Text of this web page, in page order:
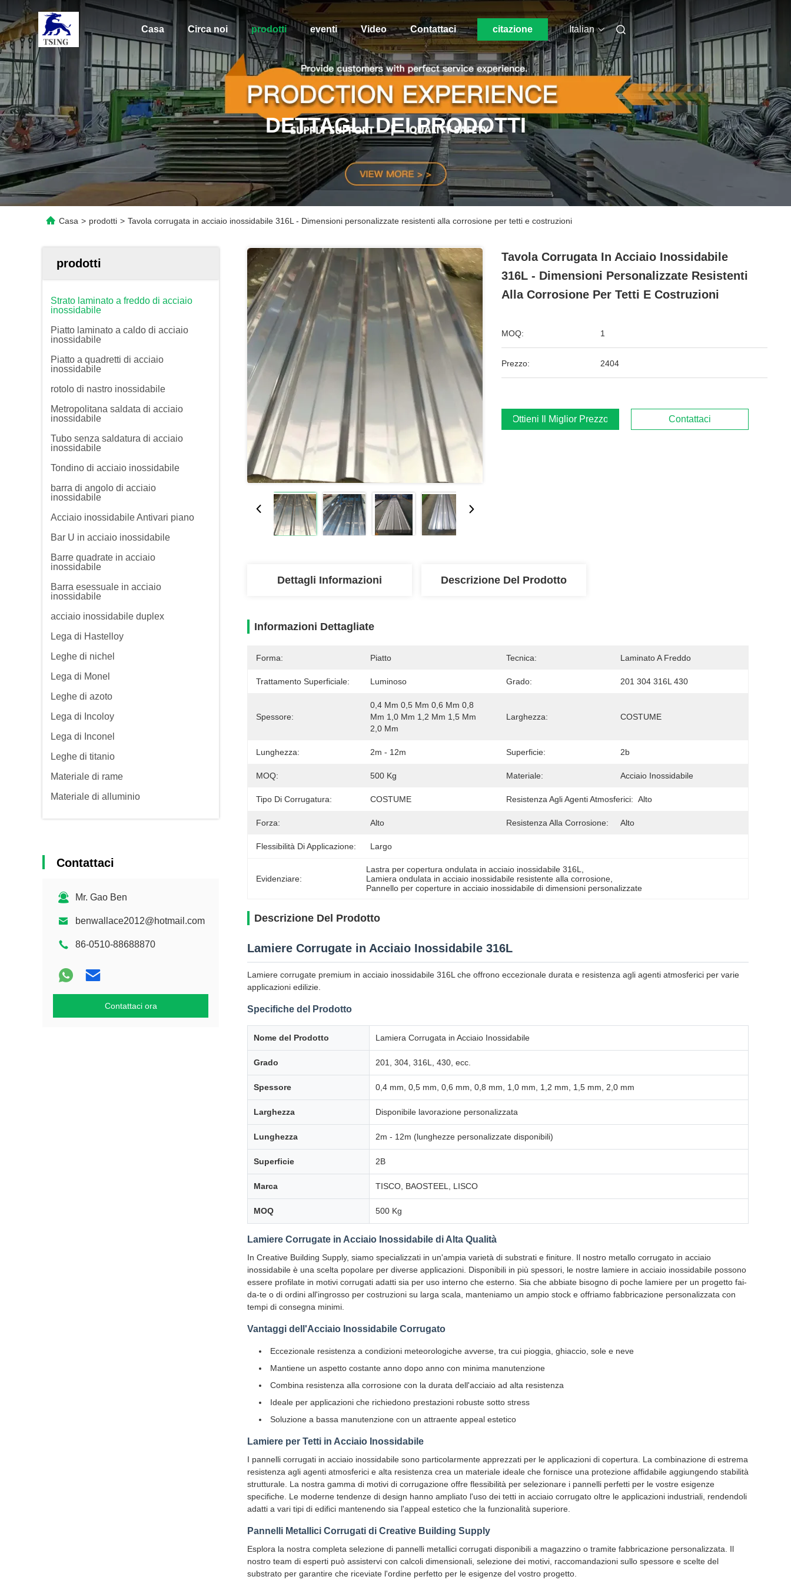
Casa Circa noi prodotti eventi Video Contattaci citazione Italian
DETTAGLI DEI PRODOTTI
Casa > prodotti > Tavola corrugata in acciaio inossidabile 316L - Dimensioni personalizzate resistenti alla corrosione per tetti e costruzioni
prodotti
Strato laminato a freddo di acciaio
inossidabile
Piatto laminato a caldo di acciaio
inossidabile
Piatto a quadretti di acciaio
inossidabile
rotolo di nastro inossidabile
Metropolitana saldata di acciaio
inossidabile
Tubo senza saldatura di acciaio
inossidabile
Tondino di acciaio inossidabile
barra di angolo di acciaio
inossidabile
Acciaio inossidabile Antivari piano
Bar U in acciaio inossidabile
Barre quadrate in acciaio
inossidabile
Barra esessuale in acciaio
inossidabile
acciaio inossidabile duplex
Lega di Hastelloy
Leghe di nichel
Lega di Monel
Leghe di azoto
Lega di Incoloy
Lega di Inconel
Leghe di titanio
Materiale di rame
Materiale di alluminio
Contattaci
Mr. Gao Ben
benwallace2012@hotmail.com
86-0510-88688870
Contattaci ora
Tavola Corrugata In Acciaio Inossidabile
316L - Dimensioni Personalizzate Resistenti
Alla Corrosione Per Tetti E Costruzioni
MOQ: 1
Prezzo: 2404
Ottieni Il Miglior Prezzo Contattaci
Dettagli Informazioni Descrizione Del Prodotto
Informazioni Dettagliate
Forma: Piatto Tecnica: Laminato A Freddo
Trattamento Superficiale: Luminoso Grado: 201 304 316L 430
Spessore:
0,4 Mm 0,5 Mm 0,6 Mm 0,8
Mm 1,0 Mm 1,2 Mm 1,5 Mm
2,0 Mm
Larghezza: COSTUME
Lunghezza: 2m - 12m Superficie: 2b
MOQ: 500 Kg Materiale: Acciaio Inossidabile
Tipo Di Corrugatura: COSTUME Resistenza Agli Agenti Atmosferici: Alto
Forza: Alto Resistenza Alla Corrosione: Alto
Flessibilità Di Applicazione: Largo
Evidenziare:
Lastra per copertura ondulata in acciaio inossidabile 316L
Lamiera ondulata in acciaio inossidabile resistente alla corrosione
Pannello per coperture in acciaio inossidabile di dimensioni personalizzate
Descrizione Del Prodotto
Lamiere Corrugate in Acciaio Inossidabile 316L
Lamiere corrugate premium in acciaio inossidabile 316L che offrono eccezionale durata e resistenza agli agenti atmosferici per varie
applicazioni edilizie.
Specifiche del Prodotto
Nome del Prodotto Lamiera Corrugata in Acciaio Inossidabile
Grado 201, 304, 316L, 430, ecc.
Spessore 0,4 mm, 0,5 mm, 0,6 mm, 0,8 mm, 1,0 mm, 1,2 mm, 1,5 mm, 2,0 mm
Larghezza Disponibile lavorazione personalizzata
Lunghezza 2m - 12m (lunghezze personalizzate disponibili)
Superficie 2B
Marca TISCO, BAOSTEEL, LISCO
MOQ 500 Kg
Lamiere Corrugate in Acciaio Inossidabile di Alta Qualità
In Creative Building Supply, siamo specializzati in un'ampia varietà di substrati e finiture. Il nostro metallo corrugato in acciaio
inossidabile è una scelta popolare per diverse applicazioni. Disponibili in più spessori, le nostre lamiere in acciaio inossidabile possono
essere profilate in motivi corrugati adatti sia per uso interno che esterno. Sia che abbiate bisogno di poche lamiere per un progetto fai-
da-te o di ordini all'ingrosso per costruzioni su larga scala, manteniamo un ampio stock e offriamo fabbricazione personalizzata con
tempi di consegna minimi.
Vantaggi dell'Acciaio Inossidabile Corrugato
Eccezionale resistenza a condizioni meteorologiche avverse, tra cui pioggia, ghiaccio, sole e neve
Mantiene un aspetto costante anno dopo anno con minima manutenzione
Combina resistenza alla corrosione con la durata dell'acciaio ad alta resistenza
Ideale per applicazioni che richiedono prestazioni robuste sotto stress
Soluzione a bassa manutenzione con un attraente appeal estetico
Lamiere per Tetti in Acciaio Inossidabile
I pannelli corrugati in acciaio inossidabile sono particolarmente apprezzati per le applicazioni di copertura. La combinazione di estrema
resistenza agli agenti atmosferici e alta resistenza crea un materiale ideale che fornisce una protezione affidabile aggiungendo stabilità
strutturale. La nostra gamma di motivi di corrugazione offre flessibilità per selezionare i pannelli perfetti per le vostre esigenze
specifiche. Le moderne tendenze di design hanno ampliato l'uso dei tetti in acciaio corrugato oltre le applicazioni industriali, rendendoli
adatti a vari tipi di edifici mantenendo sia l'appeal estetico che la funzionalità superiore.
Pannelli Metallici Corrugati di Creative Building Supply
Esplora la nostra completa selezione di pannelli metallici corrugati disponibili a magazzino o tramite fabbricazione personalizzata. Il
nostro team di esperti può assistervi con calcoli dimensionali, selezione dei motivi, raccomandazioni sullo spessore e scelte del
substrato per garantire che riceviate l'ordine perfetto per le esigenze del vostro progetto.